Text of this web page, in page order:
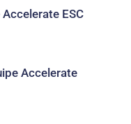
Accelerate ESC
Accelerate